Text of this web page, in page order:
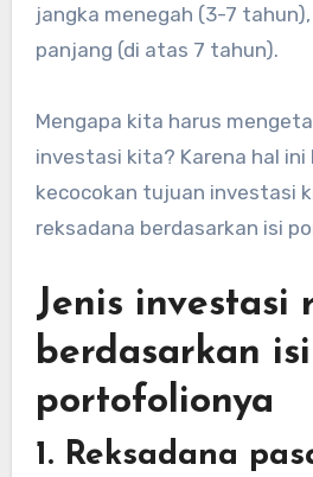
jangka menegah (3-7
panjang (di atas 7 tahun).
Mengapa kita harus
investasi kita? Karena hal
kecocokan tujuan investasi
reksadana berdasarkan isi
Jenis investasi
berdasarkan isi
portofolionya
1. Reksadana